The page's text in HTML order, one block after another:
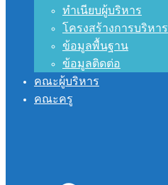
ทำเนียบผู้บริหาร
โครงสร้างการบริหาร
ข้อมูลพื้นฐาน
ข้อมูลติดต่อ
คณะผู้บริหาร
คณะครู